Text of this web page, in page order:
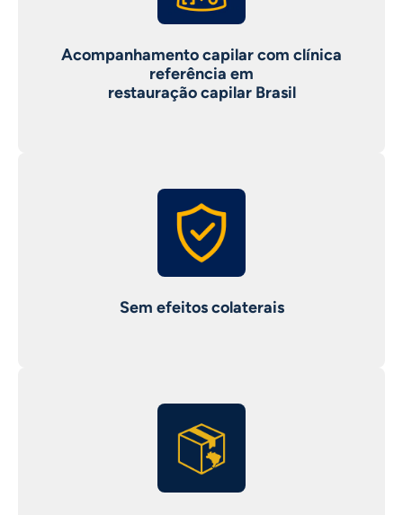
Acompanhamento capilar com clínica
referência em
restauração capilar Brasil
Sem efeitos colaterais